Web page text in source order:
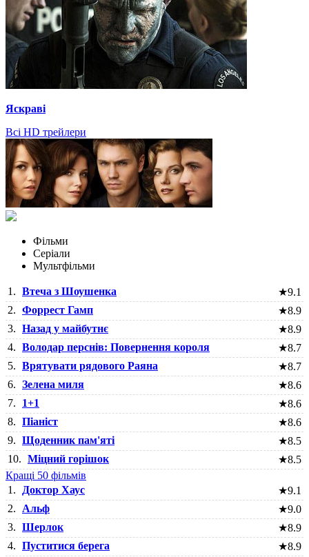
Яскраві
Всі HD трейлери
Фільми
Серіали
Мультфільми
1. Втеча з Шоушенка ★9.1
2. Форрест Гамп ★8.9
3. Назад у майбутнє ★8.9
4. Володар перснів: Повернення короля ★8.7
5. Врятувати рядового Раяна ★8.7
6. Зелена миля ★8.6
7.
1+1 ★8.6
8. Піаніст ★8.6
9. Щоденник пам'яті ★8.5
10. Міцний горішок ★8.5
Кращі 50 фільмів
1.
Доктор Хаус ★9.1
2.
Альф ★9.0
3. Шерлок ★8.9
4. Пуститися берега ★8.9